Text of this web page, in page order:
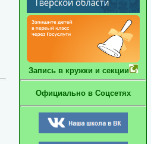
Запись в кружки и секции
Официально в Соцсетях